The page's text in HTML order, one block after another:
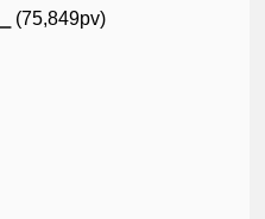
(75,849pv)